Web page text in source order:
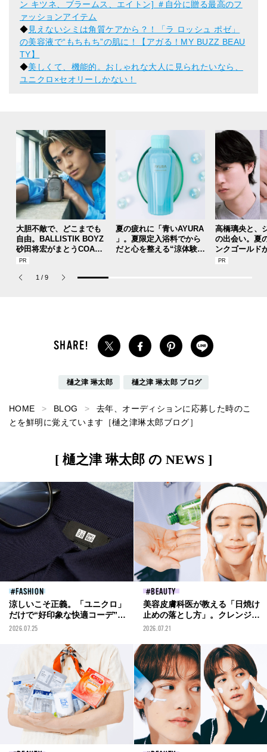
ン キツネ、ブラームス、エイトン] ＃自分に贈る最高のフ
ァッションアイテム
◆見えないシミは角質ケアから？！「ラ ロッシュ ポゼ」
の美容液で“もちもち”の肌に！【アガる！MY BUZZ BEAU
TY】
◆美しくて、機能的。おしゃれな大人に見られたいなら、
ユニクロ×セオリーしかない！
大胆不敵で、どこまでも
自由。BALLISTIK BOYZ
砂田将宏がまとうCOACH
の新作フレグランス「コ
パルファム」
夏の疲れに「青いAYURA
」。夏限定入浴料でから
だと心を整える“涼体験”
高橋璃央と、
の出会い。夏
ンクゴールド
SUMMER
1 / 9
樋之津 琳太郎 樋之津 琳太郎 ブログ
HOME BLOG
去年、オーディションに応募した時のこ
とを鮮明に覚えています［樋之津琳太郎ブログ］
[ 樋之津 琳太郎 の NEWS ]
FASHION
涼しいこそ正義。「ユニクロ」
だけで“好印象な快適コーデ”３
選を考えてみた！[UNIQLO ×
2026.07.25
BEAUTY
美容皮膚科医が教える「日焼け
止めの落とし方」。クレンジン
グや洗顔料、シートの使い分け
徹底解説！
2026.07.21